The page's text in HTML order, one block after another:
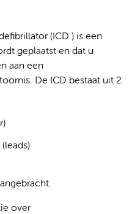
(ICD ) is een
geplaatst en dat u
aan een
De ICD bestaat uit 2
over